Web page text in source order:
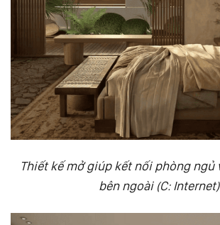
Thiết kế mở giúp kết nối phòng ngủ
bên ngoài (C: Internet)